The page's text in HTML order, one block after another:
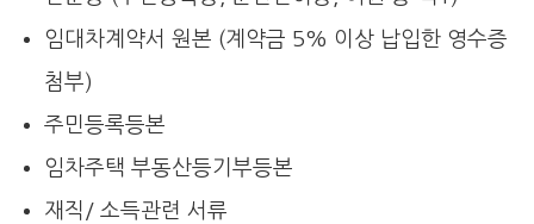
임대차계약서 원본 (계약금 5% 이상 납입한 영수증
첨부)
주민등록등본
임차주택 부동산등기부등본
재직/ 소득관련 서류